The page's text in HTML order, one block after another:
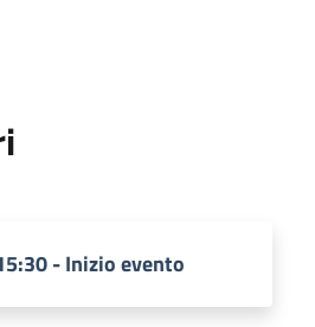
- Inizio evento